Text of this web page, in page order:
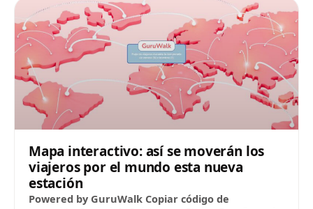
Mapa interactivo: así se moverán los
viajeros por el mundo esta nueva
estación
Powered by GuruWalk Copiar código de